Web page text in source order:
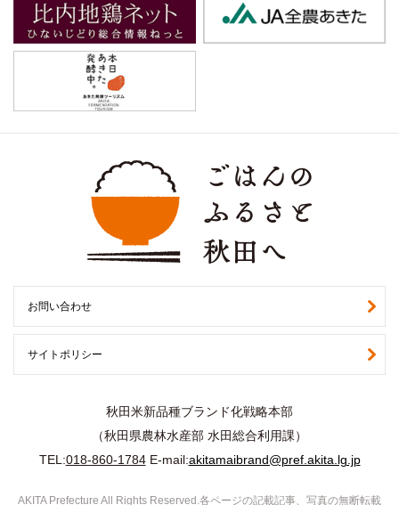
お問い合わせ
サイトポリシー
秋田米新品種ブランド化戦略本部
（秋田県農林水産部 水田総合利用課）
TEL:018-860-1784E-mail:akitamaibrand@pref.akita.lg.jp
AKITA Prefecture All Rights Reserved.各ページの記載記事、写真の無断転載